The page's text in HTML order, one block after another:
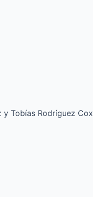
y Tobías Rodríguez Cox